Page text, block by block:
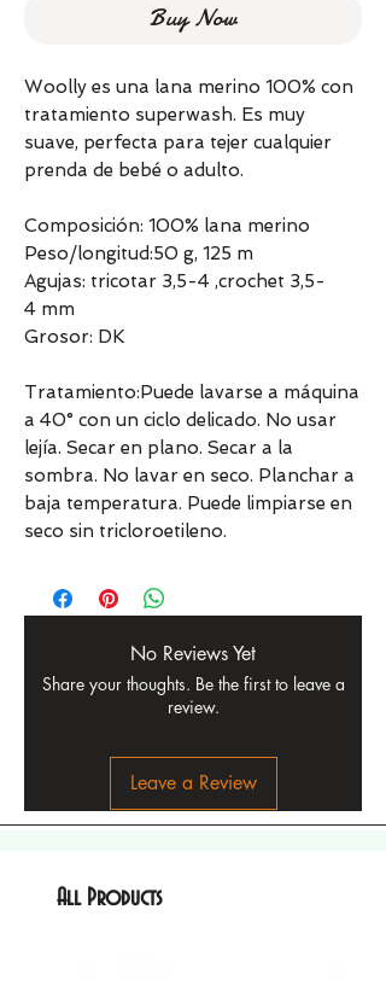
Buy Now
Woolly es una lana merino 100% con
tratamiento superwash. Es muy
suave, perfecta para tejer cualquier
prenda de bebé o adulto.
Composición: 100% lana merino
Peso/longitud:50 g, 125 m
Agujas: tricotar 3,5-4 ,crochet 3,5-
4 mm
Grosor: DK
Tratamiento:Puede lavarse a máquina
a 40° con un ciclo delicado. No usar
lejía. Secar en plano. Secar a la
sombra. No lavar en seco. Planchar a
baja temperatura. Puede limpiarse en
seco sin tricloroetileno.
No Reviews Yet
Share your thoughts. Be the first to leave a
review.
Leave a Review
All Products